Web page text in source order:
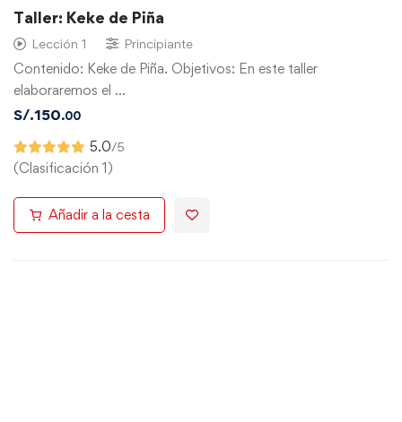
Taller: Keke de Piña
Lección 1 Principiante
Contenido: Keke de Piña. Objetivos: En este taller
elaboraremos el …
S/.150.00
5.0/5
(Clasificación 1)
Añadir a la cesta